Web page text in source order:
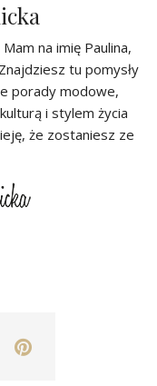
na imię Paulina,
tu pomysły
porady modowe,
i stylem życia
że zostaniesz ze